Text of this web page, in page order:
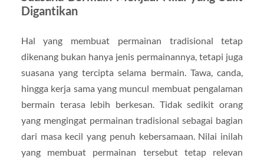
Digantikan
Hal yang membuat permainan tradisional tetap
dikenang bukan hanya jenis permainannya, tetapi juga
suasana yang tercipta selama bermain. Tawa, canda,
hingga kerja sama yang muncul membuat pengalaman
bermain terasa lebih berkesan. Tidak sedikit orang
yang mengingat permainan tradisional sebagai bagian
dari masa kecil yang penuh kebersamaan. Nilai inilah
yang membuat permainan tersebut tetap relevan